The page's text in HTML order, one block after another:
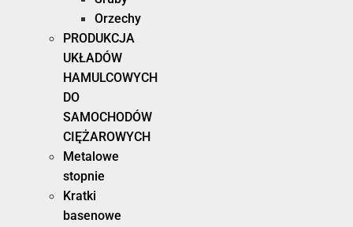
Orzechy
PRODUKCJA
UKŁADÓW
HAMULCOWYCH
DO
SAMOCHODÓW
CIĘŻAROWYCH
Metalowe
stopnie
Kratki
basenowe